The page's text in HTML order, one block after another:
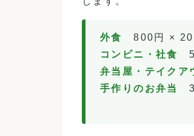
外食 800円 ×
コンビニ・社食
弁当屋・テイクア
手作りのお弁当